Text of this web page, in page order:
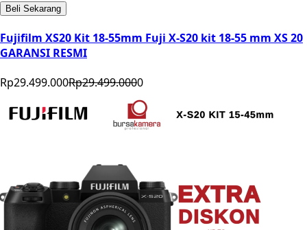
Beli Sekarang
Fujifilm XS20 Kit 18-55mm Fuji X-S20 kit 18-55 mm XS 20
GARANSI RESMI
Rp29.499.000Rp29.499.0000